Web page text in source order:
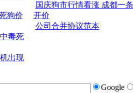
狗价
毒死
出现
国庆狗市行情看涨 成都一
开价
公司合并协议范本
Google